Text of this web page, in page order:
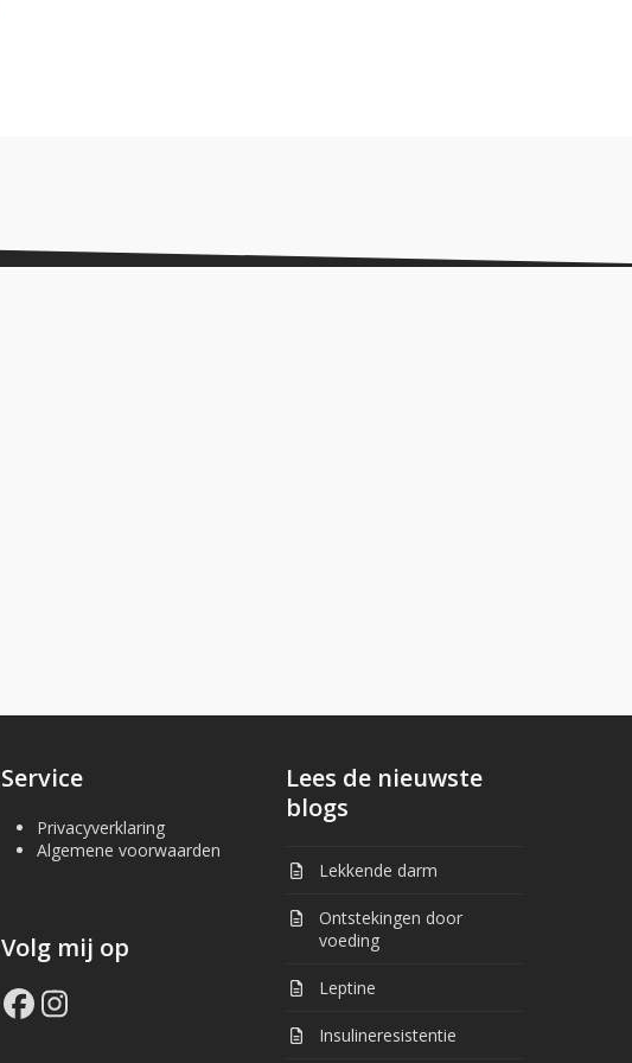
Service
Privacyverklaring
Algemene voorwaarden
Volg mij op
Facebook
Instagram
Lees de nieuwste
blogs
Lekkende darm
Ontstekingen door
voeding
Leptine
Insulineresistentie